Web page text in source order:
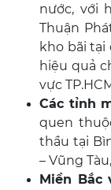
nước, với
Thuận
kho bãi tại
hiệu quả
vực
Các tỉnh
quen
thầu tại
– Vũng
Miền Bắc